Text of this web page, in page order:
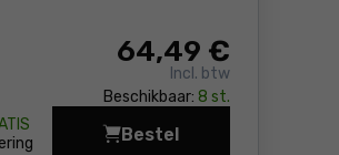
64,49 €
Incl. btw
Beschikbaar: 8 st.
Bestel
Gereedschapstas